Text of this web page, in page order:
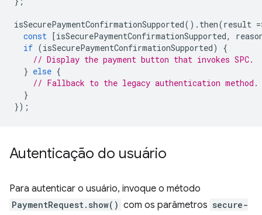
isSecurePaymentConfirmationSupported(). then(result =
const
[isSecurePaymentConfirmationSupported,
if (isSecurePaymentConfirmationSupported)
{
// Display the payment button that invokes SPC.
} else {
// Fallback to the legacy authentication method.
}
});
Autenticação do usuário
Para autenticar o usuário, invoque o método
PaymentRequest.show() com os parâmetros secure-